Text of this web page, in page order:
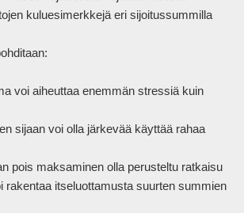
kuluesimerkkejä eri sijoitussummilla
voi aiheuttaa enemmän stressiä kuin
sijaan voi olla järkevää käyttää rahaa
pois maksaminen olla perusteltu ratkaisu
rakentaa itseluottamusta suurten summien